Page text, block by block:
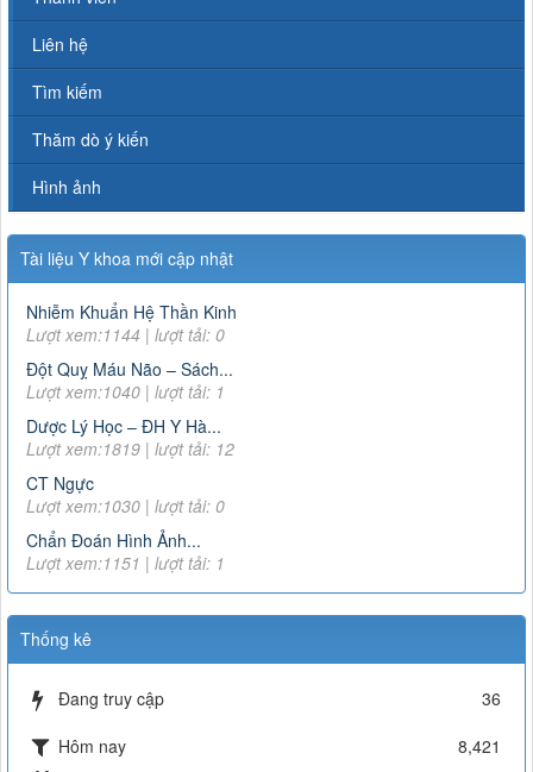
Liên hệ
Tìm kiếm
Thăm dò ý kiến
Hình ảnh
Tài liệu Y khoa mới cập nhật
Nhiễm Khuẩn Hệ Thần Kinh
Lượt xem:1144 | lượt tải: 0
Đột Quỵ Máu Não – Sách...
Lượt xem:1040 | lượt tải: 1
Dược Lý Học – ĐH Y Hà...
Lượt xem:1819 | lượt tải: 12
CT Ngực
Lượt xem:1030 | lượt tải: 0
Chẩn Đoán Hình Ảnh...
Lượt xem:1151 | lượt tải: 1
Thống kê
Đang truy cập
36
Hôm nay
8,421